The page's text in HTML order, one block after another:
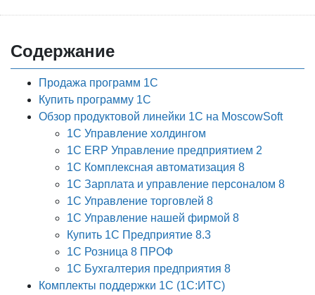
«1С:Управление холдингом 8» устанавливаются
предварительного изучения вашей фирмы.
Содержание
Продажа программ 1С
Купить программу 1С
Обзор продуктовой линейки 1С на MoscowSoft
1С Управление холдингом
1С ERP Управление предприятием 2
1С Комплексная автоматизация 8
1С Зарплата и управление персоналом 8
1С Управление торговлей 8
1С Управление нашей фирмой 8
Купить 1С Предприятие 8.3
1С Розница 8 ПРОФ
1С Бухгалтерия предприятия 8
Комплекты поддержки 1С (1С:ИТС)